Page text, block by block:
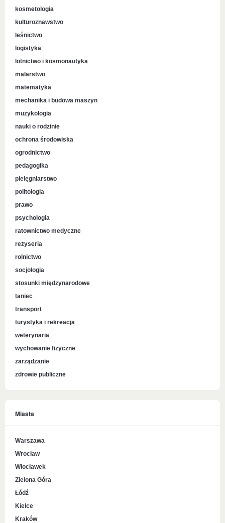
kosmetologia
kulturoznawstwo
leśnictwo
logistyka
lotnictwo i kosmonautyka
malarstwo
matematyka
mechanika i budowa maszyn
muzykologia
nauki o rodzinie
ochrona środowiska
ogrodnictwo
pedagogika
pielęgniarstwo
politologia
prawo
psychologia
ratownictwo medyczne
reżyseria
rolnictwo
socjologia
stosunki międzynarodowe
taniec
transport
turystyka i rekreacja
weterynaria
wychowanie fizyczne
zarządzanie
zdrowie publiczne
Miasta
Warszawa
Wrocław
Włocławek
Zielona Góra
Łódź
Kielce
Kraków